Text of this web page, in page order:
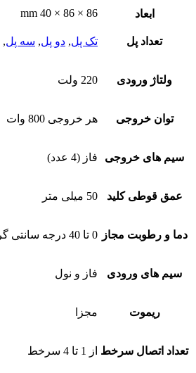
ابعاد 86 × 86 × 40 mm
تعداد پل تک پل, دو پل, سه پل,
ولتاژ ورودی 220 ولت
توان خروجی هر خروجی 800 وات
سیم های خروجی فاز (4 عدد)
عمق قوطی کلید 50 میلی متر
دما و رطوبت مجاز 0 تا 40 درجه سانتی گراد
سیم های ورودی فاز و نول
ریموت مجزا
تعداد اتصال سرخط از 1 تا 4 سرخط